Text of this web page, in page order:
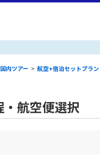
内ツアー > 航空+宿泊セットプラン
航空便選択